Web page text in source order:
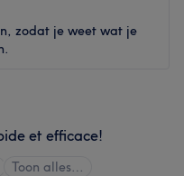
zodat je weet wat je
et efficace!
Toon alles…